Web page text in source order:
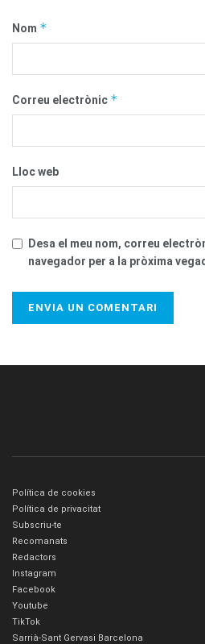
Nom *
Correu electrònic *
Lloc web
Desa el meu nom, correu
navegador per a la pròxima
Política de cookies
Política de privacitat
Subscriu-te
Recomanats
Redactors
Instagram
Facebook
Youtube
TikTok
Sarrià-Sant Gervasi Barcelona